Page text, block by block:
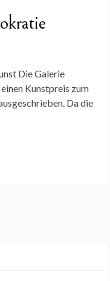
Die Galerie
Kunstpreis zum
Da die